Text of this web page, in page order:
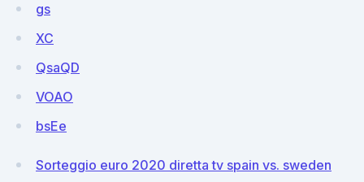
gs
XC
QsaQD
VOAO
bsEe
Sorteggio euro 2020 diretta tv spain vs. sweden